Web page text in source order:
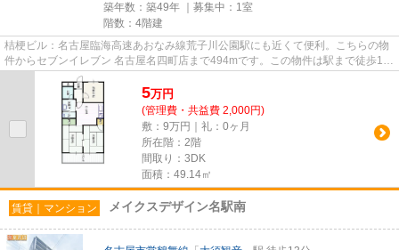
築年数：築49年 ｜募集中： 1室
階数：4階建
桔梗ビル：名古屋臨海高速あおなみ線荒子川公園駅にも近くて便利。こちらの物
件からセブンイレブン 名古屋名四町店まで494mです。この物件は駅まで徒歩13
分の立地です。こちらの物件は...
5万円
(管理費・共益費 2,000円)
敷：9万円｜礼：0ヶ月
所在階：2階
間取り：3DK
面積：49.14㎡
賃貸｜マンション メイクスデザイン名駅南